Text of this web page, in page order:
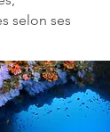
selon ses